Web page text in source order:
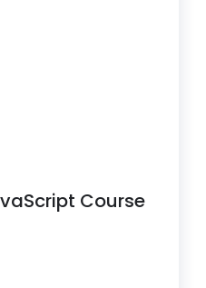
Course